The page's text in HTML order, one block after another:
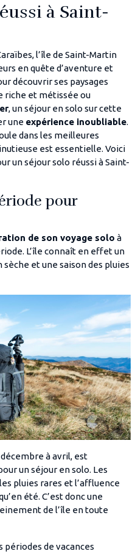
à Saint-
l’île de Saint-Martin
en quête d’aventure et
découvrir ses paysages
riche et métissée ou
, un séjour en solo sur cette
une expérience inoubliable.
dans les meilleures
est essentielle. Voici
un séjour solo réussi à Saint-
pour
de son voyage solo à
L’île connaît en effet un
et une saison des pluies
décembre à avril, est
un séjour en solo. Les
pluies rares et l’affluence
été. C’est donc une
de l’île en toute
de vacances